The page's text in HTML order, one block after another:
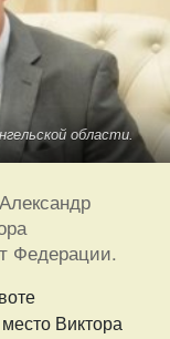
области.
Федерации.
Виктора